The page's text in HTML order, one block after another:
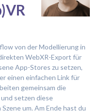
von der Modellierung in
WebXR-Export für
App-Stores zu setzen,
einen einfachen Link für
gemeinsam die
setzen diese
um. Am Ende hast du